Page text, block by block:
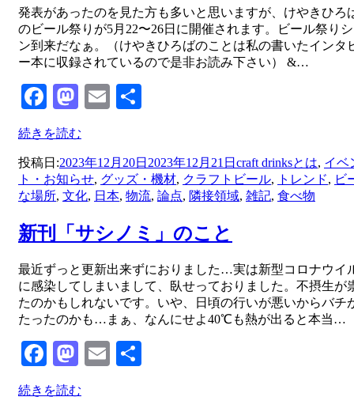
投稿者master
発表があったのを見た方も多いと思いますが、けやきひろ
のビール祭りが5月22〜26日に開催されます。ビール祭り
ン到来だなぁ。（けやきひろばのことは私の書いたインタ
ー本に収録されているので是非お読み下さい） &…
Facebook
Mastodon
Email
続きを読む
投稿日:2023年12月20日 2023年12月21日 craft drinksとは, イベ
ト・お知らせ, グッズ・機材, クラフトビール, トレンド, ビ
な場所, 文化, 日本, 物流, 論点, 隣接領域, 雑記, 食べ物
新刊「サシノミ」のこと
投稿者master
最近ずっと更新出来ずにおりました…実は新型コロナウイ
に感染してしまいまして、臥せっておりました。不摂生が
たのかもしれないです。いや、日頃の行いが悪いからバチ
たったのかも…まぁ、なんにせよ40℃も熱が出ると本当…
Facebook
Mastodon
Email
続きを読む